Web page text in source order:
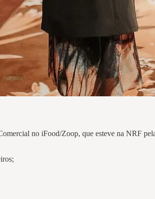
no iFood/Zoop, que esteve na NRF